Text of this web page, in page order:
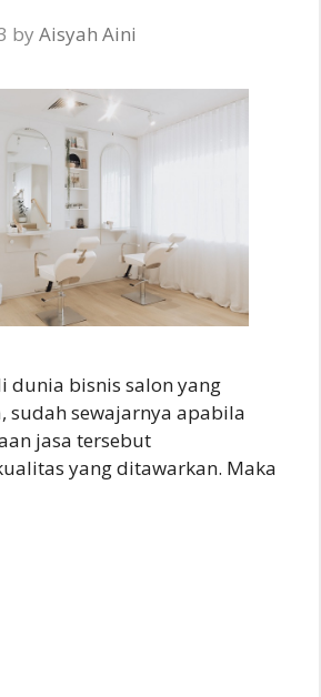
by Aisyah Aini
dunia bisnis salon yang
sudah sewajarnya apabila
jasa tersebut
yang ditawarkan. Maka